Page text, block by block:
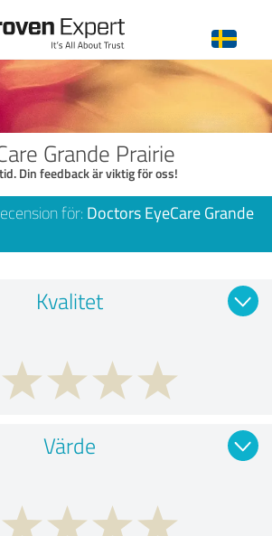
Grande Prairie
Din feedback är viktig för oss!
för: Doctors EyeCare Grande
Kvalitet
Värde